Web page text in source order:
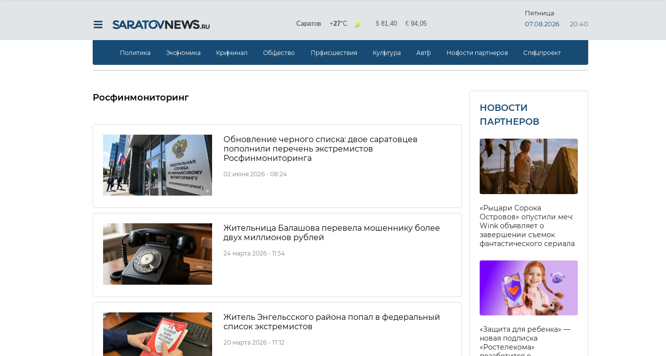
Пятница
07.08.2026
20:40
Политика Экономика Криминал Общество Происшествия Культура Авто Новости партнеров Спецпроект
Росфинмониторинг
Обновление черного списка: двое саратовцев
пополнили перечень экстремистов
Росфинмониторинга
02 июня 2026 - 08:24
Жительница Балашова перевела мошеннику более
двух миллионов рублей
24 марта 2026 - 11:54
Житель Энгельсского района попал в федеральный
список экстремистов
20 марта 2026 - 17:12
НОВОСТИ
ПАРТНЕРОВ
«Рыцари Сорока
Островов» опустили меч:
Wink объявляет о
завершении съемок
фантастического сериала
«Защита для ребенка» —
новая подписка
«Ростелекома»